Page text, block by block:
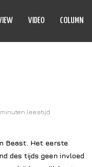
VIDEO COLUMN
leestijd
Beast. Het eerste
des tijds geen invloed